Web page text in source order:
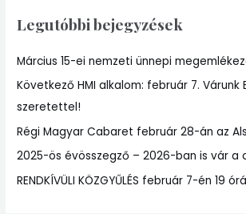
c
f
o
r
:
Legutóbbi bejegyzések
Március 15-ei nemzeti ünnepi
Következő HMI alkalom: február 7. Várunk
szeretettel!
Régi Magyar Cabaret február 28-án az
2025-ös évösszegző – 2026-ban is vár a
RENDKÍVÜLI KÖZGYŰLÉS február 7-én 19